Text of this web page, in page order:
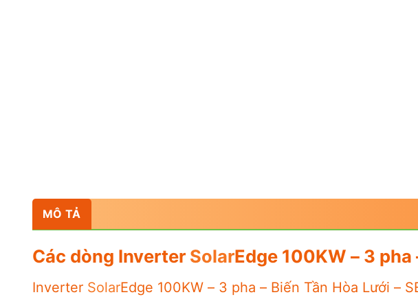
MÔ TẢ
Các dòng Inverter SolarEdge 100KW – 3 pha
Inverter SolarEdge 100KW – 3 pha – Biến Tần Hòa Lưới –